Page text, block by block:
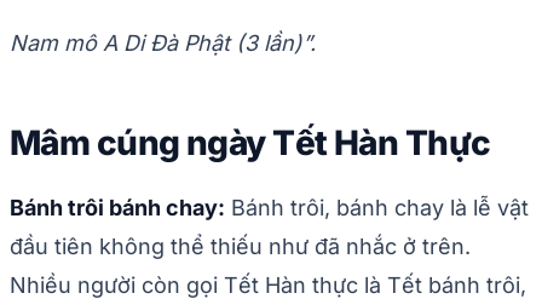
Nam mô A Di Đà Phật (3 lần)”.
Mâm cúng ngày Tết Hàn Thực
Bánh trôi bánh chay: Bánh trôi, bánh chay là lễ vật
đầu tiên không thể thiếu như đã nhắc ở trên.
Nhiều người còn gọi Tết Hàn thực là Tết bánh trôi,